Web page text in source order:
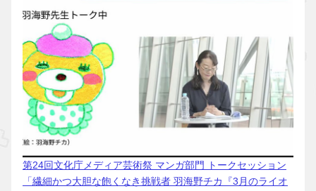
第24回文化庁メディア芸術祭 マンガ部門 トークセッション
「繊細かつ大胆な飽くなき挑戦者 羽海野チカ『3月のライオ